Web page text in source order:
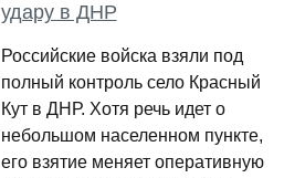
удару в ДНР
Российские войска взяли под
полный контроль село Красный
Кут в ДНР. Хотя речь идет о
небольшом населенном пункте,
его взятие меняет оперативную